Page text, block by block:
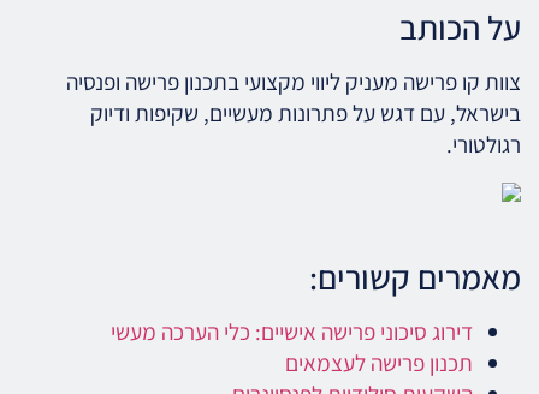
על הכותב
צוות קו פרישה מעניק ליווי מקצועי בתכנון פרישה ופנסיה
בישראל, עם דגש על פתרונות מעשיים, שקיפות ודיוק
רגולטורי.
מאמרים קשורים:
דירוג סיכוני פרישה אישיים: כלי הערכה מעשי
תכנון פרישה לעצמאים